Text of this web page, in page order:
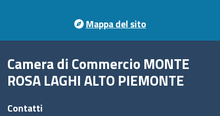
Mappa del sito
Camera di Commercio MONTE
ROSA LAGHI ALTO PIEMONTE
Contatti